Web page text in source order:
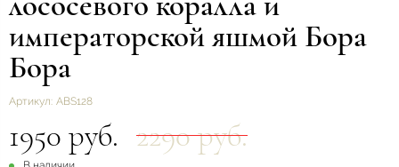
императорской яшмой Бора
Бора
Артикул: ABS128
1950 руб. 2290 руб.